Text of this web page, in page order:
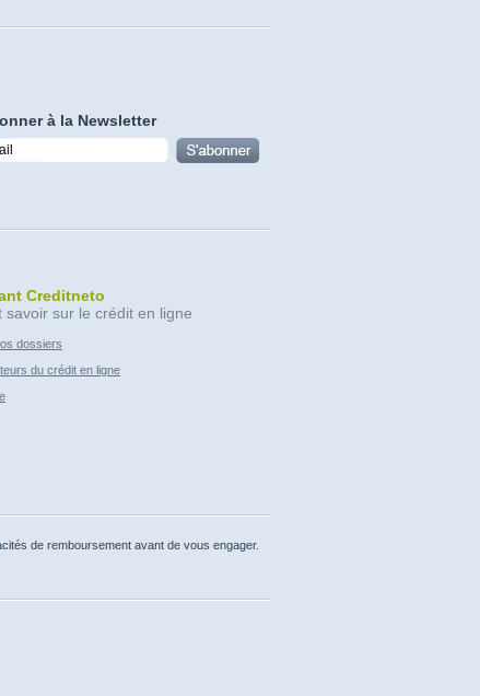
à la Newsletter
Creditneto
savoir sur le crédit en ligne
dossiers
du crédit en ligne
de remboursement avant de vous engager.